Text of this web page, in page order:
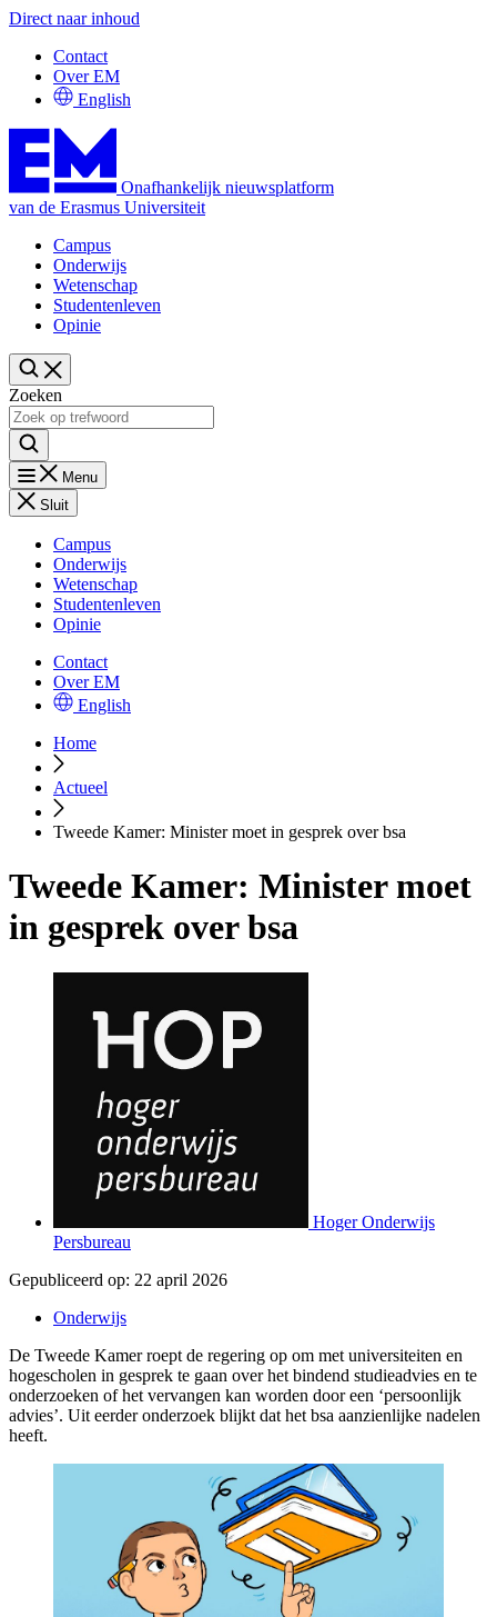
Direct naar inhoud
Contact
Over EM
English
Onafhankelijk nieuwsplatform
van de Erasmus Universiteit
Campus
Onderwijs
Wetenschap
Studentenleven
Opinie
Zoeken
Menu
Sluit
Campus
Onderwijs
Wetenschap
Studentenleven
Opinie
Contact
Over EM
English
Home
Actueel
Tweede Kamer: Minister moet in gesprek over bsa
Tweede Kamer: Minister moet
in gesprek over bsa
Hoger Onderwijs
Persbureau
Gepubliceerd op: 22 april 2026
Onderwijs
De Tweede Kamer roept de regering op om met universiteiten en
hogescholen in gesprek te gaan over het bindend studieadvies en te
onderzoeken of het vervangen kan worden door een ‘persoonlijk
advies’. Uit eerder onderzoek blijkt dat het bsa aanzienlijke nadelen
heeft.